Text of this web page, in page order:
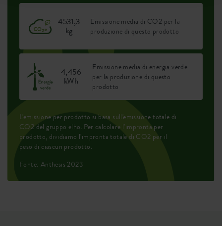
4531,3
kg
Emissione media di CO2 per la
produzione di questo prodotto
4,456
kWh
Emissione media di energia verde
per la produzione di questo
prodotto
L'emissione per prodotto si basa sull'emissione totale di
CO2 del gruppo elho. Per calcolare l'impronta per
prodotto, dividiamo l'impronta totale di CO2 per il
peso di ciascun prodotto.
Fonte: Anthesis 2023